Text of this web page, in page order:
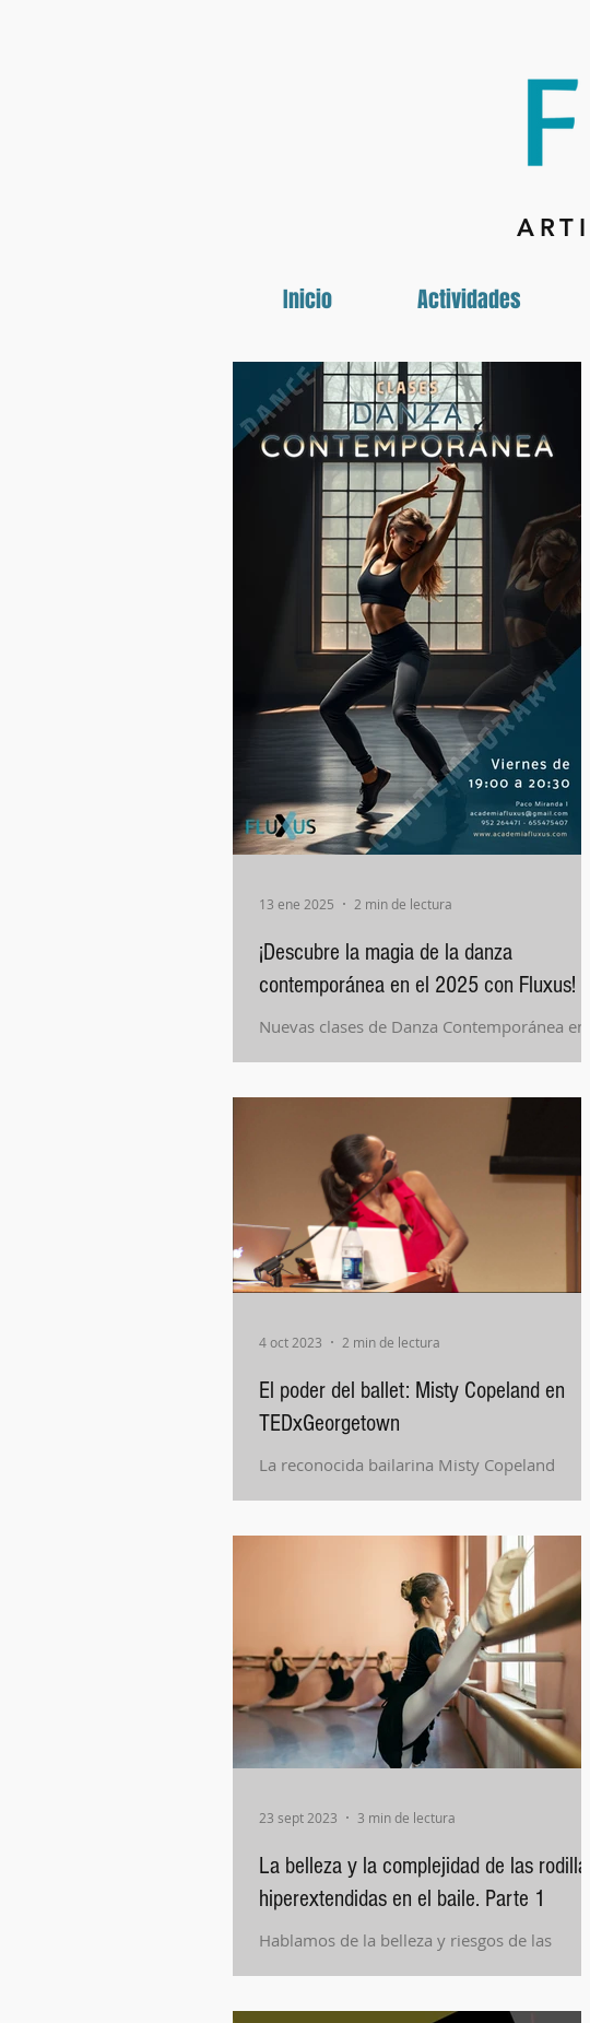
ARTI
Inicio Actividades
¡Descubre la magia de la danza
contemporánea en el 2025 con Fluxus!
Nuevas clases de Danza Contemporánea en
13 ene 2025 2 min de lectura
El poder del ballet: Misty Copeland en
TEDxGeorgetown
La reconocida bailarina Misty Copeland
4 oct 2023 2 min de lectura
La belleza y la complejidad de las rodillas
hiperextendidas en el baile. Parte 1
Hablamos de la belleza y riesgos de las
23 sept 2023 3 min de lectura